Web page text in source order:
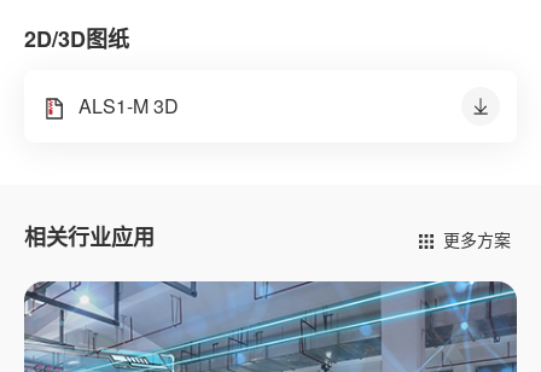
2D/3D图纸
ALS1-M 3D
相关行业应用 更多方案